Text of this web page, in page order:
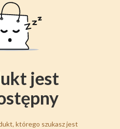
jest
którego szukasz jest